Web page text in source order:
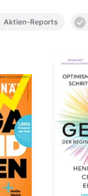
Aktien-Reports